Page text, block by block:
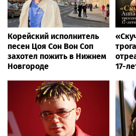
Корейский исполнитель
песен Цоя Сон Вон Соп
захотел пожить в Нижнем
Новгороде
17-